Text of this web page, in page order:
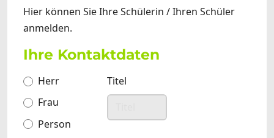
Hier können Sie Ihre Schülerin / Ihren Schüler
anmelden.
Ihre Kontaktdaten
Anrede
Herr
Frau
Person
Titel